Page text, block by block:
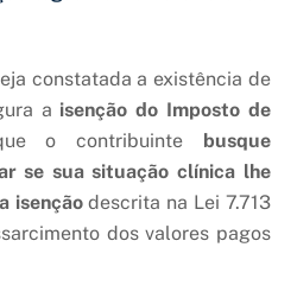
constatada a existência de
a isenção do Imposto de
o contribuinte busque
se sua situação clínica lhe
isençãodescrita na Lei 7.713
dos valores pagos